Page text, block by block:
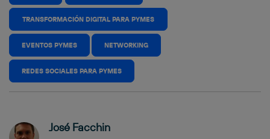
TRANSFORMACIÓN DIGITAL PARA PYMES
EVENTOS PYMES NETWORKING
REDES SOCIALES PARA PYMES
José Facchin